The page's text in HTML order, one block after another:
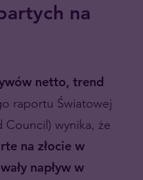
na
netto, trend
raportu Światowej
Council) wynika, że
na złocie w
napływ w